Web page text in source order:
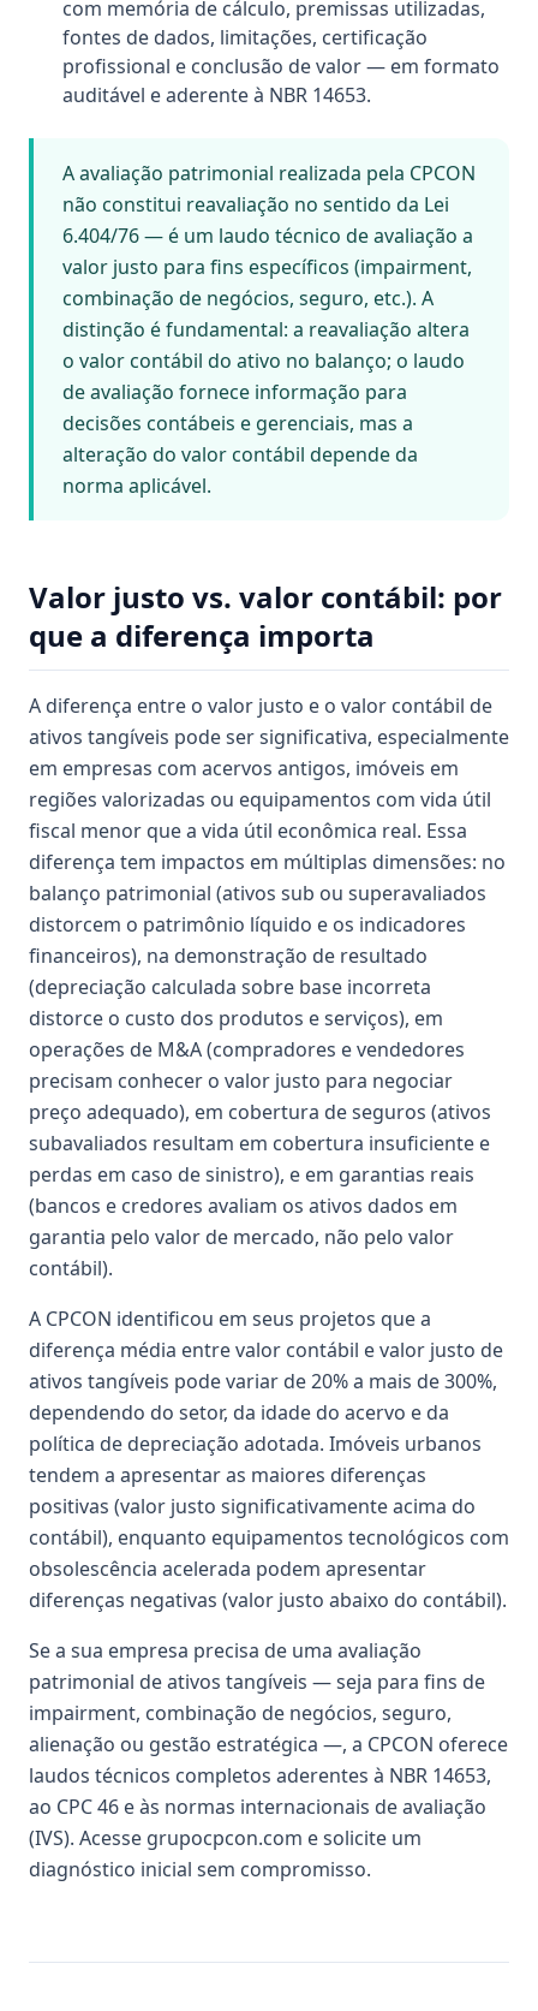
com memória de cálculo, premissas utilizadas,
fontes de dados, limitações, certificação
profissional e conclusão de valor — em formato
auditável e aderente à NBR 14653.
A avaliação patrimonial realizada pela CPCON
não constitui reavaliação no sentido da Lei
6.404/76 — é um laudo técnico de avaliação a
valor justo para fins específicos (impairment,
combinação de negócios, seguro, etc.). A
distinção é fundamental: a reavaliação altera
o valor contábil do ativo no balanço; o laudo
de avaliação fornece informação para
decisões contábeis e gerenciais, mas a
alteração do valor contábil depende da
norma aplicável.
Valor justo vs. valor contábil: por
que a diferença importa
A diferença entre o valor justo e o valor contábil de
ativos tangíveis pode ser significativa, especialmente
em empresas com acervos antigos, imóveis em
regiões valorizadas ou equipamentos com vida útil
fiscal menor que a vida útil econômica real. Essa
diferença tem impactos em múltiplas dimensões: no
balanço patrimonial (ativos sub ou superavaliados
distorcem o patrimônio líquido e os indicadores
financeiros), na demonstração de resultado
(depreciação calculada sobre base incorreta
distorce o custo dos produtos e serviços), em
operações de M&A (compradores e vendedores
precisam conhecer o valor justo para negociar
preço adequado), em cobertura de seguros (ativos
subavaliados resultam em cobertura insuficiente e
perdas em caso de sinistro), e em garantias reais
(bancos e credores avaliam os ativos dados em
garantia pelo valor de mercado, não pelo valor
contábil).
A CPCON identificou em seus projetos que a
diferença média entre valor contábil e valor justo de
ativos tangíveis pode variar de 20% a mais de 300%,
dependendo do setor, da idade do acervo e da
política de depreciação adotada. Imóveis urbanos
tendem a apresentar as maiores diferenças
positivas (valor justo significativamente acima do
contábil), enquanto equipamentos tecnológicos com
obsolescência acelerada podem apresentar
diferenças negativas (valor justo abaixo do contábil).
Se a sua empresa precisa de uma avaliação
patrimonial de ativos tangíveis — seja para fins de
impairment, combinação de negócios, seguro,
alienação ou gestão estratégica —, a CPCON oferece
laudos técnicos completos aderentes à NBR 14653,
ao CPC 46 e às normas internacionais de avaliação
(IVS). Acesse grupocpcon.com e solicite um
diagnóstico inicial sem compromisso.